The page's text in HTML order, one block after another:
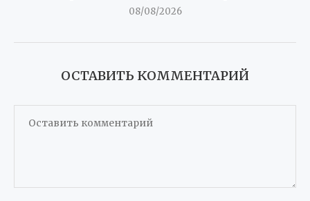
08/08/2026
ОСТАВИТЬ КОММЕНТАРИЙ